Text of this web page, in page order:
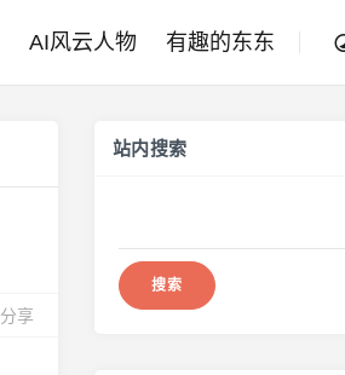
AI风云人物 有趣的东东
分享
站内搜索